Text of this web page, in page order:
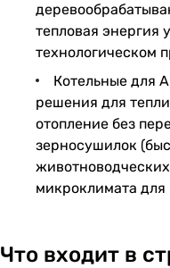
тепловая энергия
технологическом
Котельные для
решения для
отопление без
зерносушилок
микроклимата для
Что входит в